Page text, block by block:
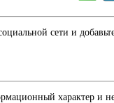
сети и
характер и